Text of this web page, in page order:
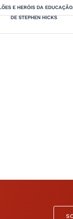
E HERÓIS DA EDUCAÇÃO,
DE STEPHEN HICKS